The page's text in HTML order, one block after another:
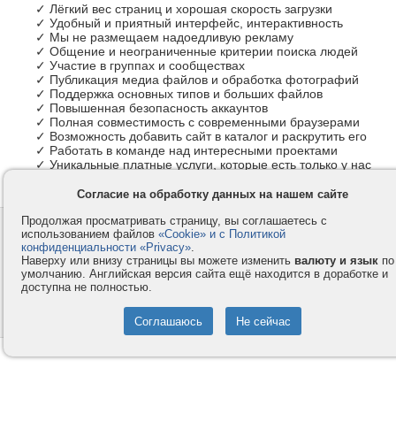
✓ Лёгкий вес страниц и хорошая скорость загрузки
✓ Удобный и приятный интерфейс, интерактивность
✓ Мы не размещаем надоедливую рекламу
✓ Общение и неограниченные критерии поиска людей
✓ Участие в группах и сообществах
✓ Публикация медиа файлов и обработка фотографий
✓ Поддержка основных типов и больших файлов
✓ Повышенная безопасность аккаунтов
✓ Полная совместимость с современными браузерами
✓ Возможность добавить сайт в каталог и раскрутить его
✓ Работать в команде над интересными проектами
✓ Уникальные платные услуги, которые есть только у нас
Контакты
Компания
Privacy и Cookie
Услуги
Как оплатить
Помощь
© 2008-2026
- Все права защищены.
Согласие на обработку данных на нашем сайте
Продолжая просматривать страницу, вы соглашаетесь с
использованием файлов «Cookie» и с Политикой
конфиденциальности «Privacy».
Наверху или внизу страницы вы можете изменить валюту и язык по
умолчанию. Английская версия сайта ещё находится в доработке и
доступна не полностью.